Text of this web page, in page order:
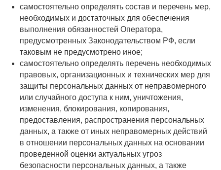
самостоятельно определять состав и перечень мер,
необходимых и достаточных для обеспечения
выполнения обязанностей Оператора,
предусмотренных Законодательством РФ, если
таковым не предусмотрено иное;
самостоятельно определять перечень необходимых
правовых, организационных и технических мер для
защиты персональных данных от неправомерного
или случайного доступа к ним, уничтожения,
изменения, блокирования, копирования,
предоставления, распространения персональных
данных, а также от иных неправомерных действий
в отношении персональных данных на основании
проведенной оценки актуальных угроз
безопасности персональных данных, а также